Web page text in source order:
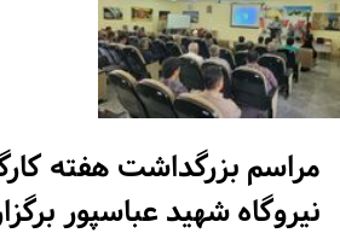
مراسم بزرگداشت هفته
نیروگاه شهید عباسپور